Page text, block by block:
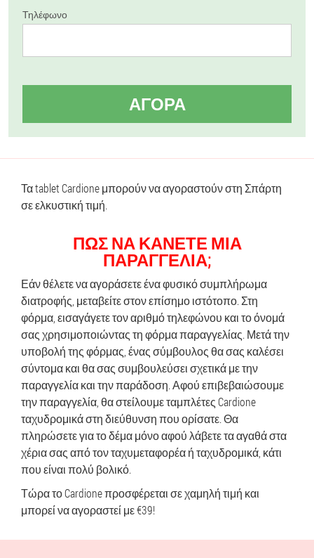
Τηλέφωνο
ΑΓΟΡΆ
Τα tablet Cardione μπορούν να αγοραστούν στη Σπάρτη
σε ελκυστική τιμή.
ΠΏΣ ΝΑ ΚΆΝΕΤΕ ΜΙΑ
ΠΑΡΑΓΓΕΛΊΑ;
Εάν θέλετε να αγοράσετε ένα φυσικό συμπλήρωμα
διατροφής, μεταβείτε στον επίσημο ιστότοπο. Στη
φόρμα, εισαγάγετε τον αριθμό τηλεφώνου και το όνομά
σας χρησιμοποιώντας τη φόρμα παραγγελίας. Μετά την
υποβολή της φόρμας, ένας σύμβουλος θα σας καλέσει
σύντομα και θα σας συμβουλεύσει σχετικά με την
παραγγελία και την παράδοση. Αφού επιβεβαιώσουμε
την παραγγελία, θα στείλουμε ταμπλέτες Cardione
ταχυδρομικά στη διεύθυνση που ορίσατε. Θα
πληρώσετε για το δέμα μόνο αφού λάβετε τα αγαθά στα
χέρια σας από τον ταχυμεταφορέα ή ταχυδρομικά, κάτι
που είναι πολύ βολικό.
Τώρα το Cardione προσφέρεται σε χαμηλή τιμή και
μπορεί να αγοραστεί με €39!